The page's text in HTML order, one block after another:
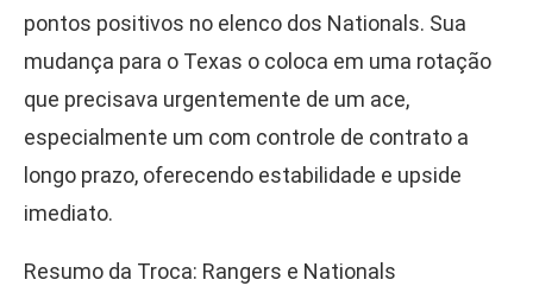
pontos positivos no elenco dos Nationals. Sua
mudança para o Texas o coloca em uma rotação
que precisava urgentemente de um ace,
especialmente um com controle de contrato a
longo prazo, oferecendo estabilidade e upside
imediato.
Resumo da Troca: Rangers e Nationals